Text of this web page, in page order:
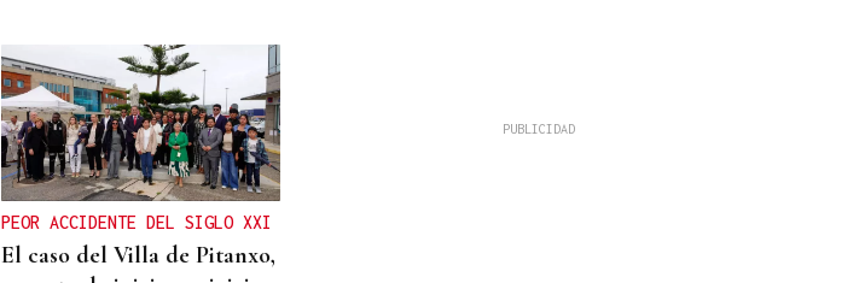
PEOR ACCIDENTE DEL SIGLO XXI
El caso del Villa de Pitanxo,